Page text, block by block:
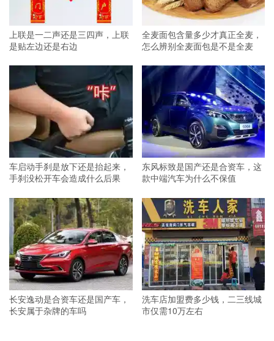
上联是一二声还是三四声，上联
是贴左边还是右边
全麦面包含量多少才真正全麦，
怎么辨别全麦面包是不是全麦
车启动手刹是放下还是抬起来，
手刹没松开车会造成什么后果
东风标致是国产还是合资车，这
款中端汽车为什么不保值
长安逸动是合资车还是国产车，
长安属于杂牌的车吗
洗车店加盟费多少钱，二三线城
市仅需10万左右